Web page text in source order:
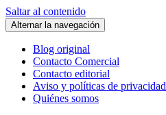
Saltar al contenido
Alternar la navegación
Blog original
Contacto Comercial
Contacto editorial
Aviso y políticas de privacidad
Quiénes somos